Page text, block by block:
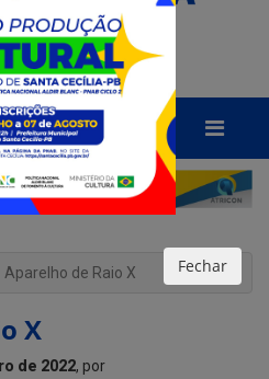
Aparelho de Raio X
X
de 2022, por
Fechar